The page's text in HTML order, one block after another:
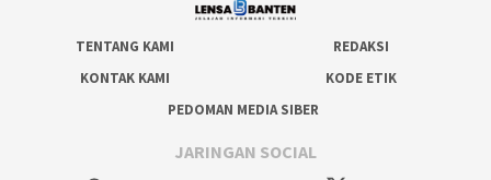
TENTANG KAMI
REDAKSI
KONTAK KAMI
KODE ETIK
PEDOMAN MEDIA SIBER
JARINGAN SOCIAL